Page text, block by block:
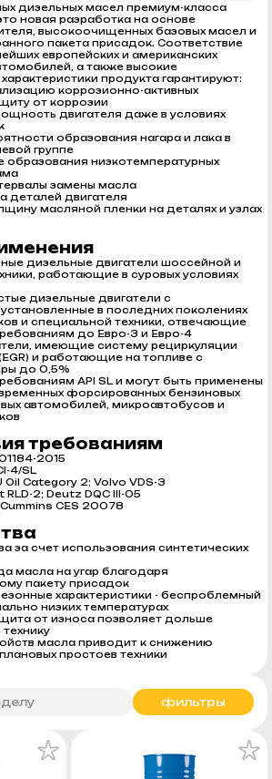
дизельных масел премиум-класса
новая разработка на основе
высокоочищенных базовых масел и
пакета присадок. Соответствие
европейских и американских
а также высокие
продукта гарантируют:
коррозионно-активных
от коррозии
двигателя даже в условиях
образования нагара и лака в
группе
низкотемпературных
замены масла
деталей двигателя
масляной пленки на деталях и узлах
дизельные двигатели шоссейной и
работающие в суровых условиях
дизельные двигатели с
в последних поколениях
и специальной техники, отвечающие
до Евро-3 и Евро-4
имеющие систему рециркуляции
и работающие на топливе с
до 0,5%
API SL и могут быть применены
форсированных бензиновых
автомобилей, микроавтобусов и
требованиям
2015
4/SL
Oil Category 2; Volvo VDS-3
2; Deutz DQC III-05
Cummins CES 20078
за счет использования синтетических
масла на угар благодаря
пакету присадок
характеристики - беспроблемный
низких температурах
от износа позволяет дольше
масла приводит к снижению
простоев техники
фильтры